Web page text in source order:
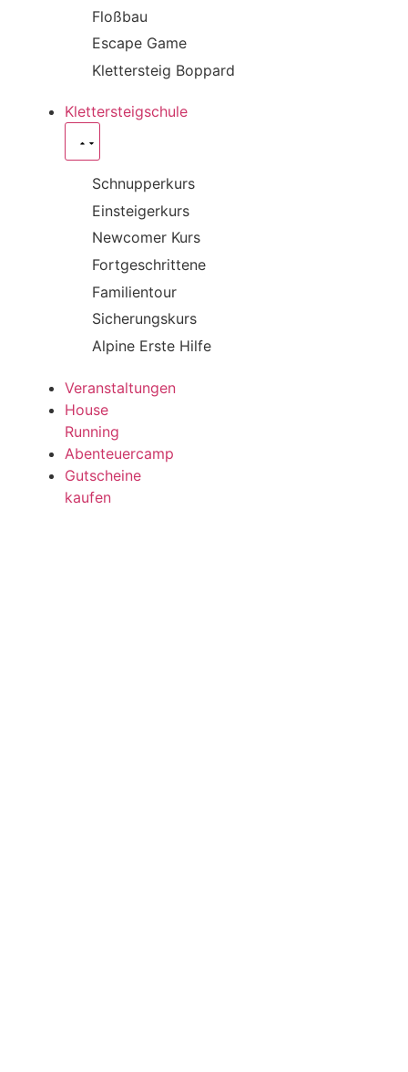
Floßbau
Escape Game
Klettersteig Boppard
Klettersteigschule
Schnupperkurs
Einsteigerkurs
Newcomer Kurs
Fortgeschrittene
Familientour
Sicherungskurs
Alpine Erste Hilfe
Veranstaltungen
House
Running
Abenteuercamp
Gutscheine
kaufen